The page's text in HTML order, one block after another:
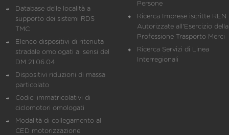
Database delle località a
supporto dei sistemi RDS
TMC
Elenco dispositivi di ritenuta
stradale omologati ai sensi del
DM 21.06.04
Dispositivi riduzioni di massa
particolato
Codici immatricolativi di
ciclomotori omologati
Modalità di collegamento al
CED motorizzazione
Persone
Ricerca Imprese iscritte REN
Autorizzate all'Esercizio della
Professione Trasporto Merci
Ricerca Servizi di Linea
Interregionali